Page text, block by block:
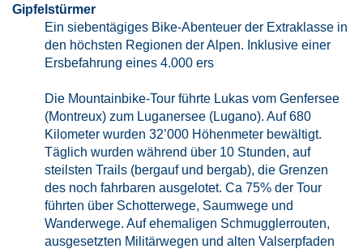
Gipfelstürmer
Ein siebentägiges Bike-Abenteuer der Extraklasse in
den höchsten Regionen der Alpen. Inklusive einer
Ersbefahrung eines 4.000 ers
Die Mountainbike-Tour führte Lukas vom Genfersee
(Montreux) zum Luganersee (Lugano). Auf 680
Kilometer wurden 32’000 Höhenmeter bewältigt.
Täglich wurden während über 10 Stunden, auf
steilsten Trails (bergauf und bergab), die Grenzen
des noch fahrbaren ausgelotet. Ca 75% der Tour
führten über Schotterwege, Saumwege und
Wanderwege. Auf ehemaligen Schmugglerrouten,
ausgesetzten Militärwegen und alten Valserpfaden